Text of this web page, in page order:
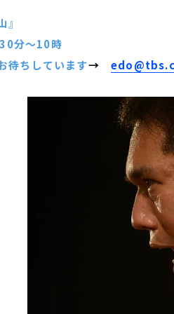
30分～10時
待ちしています→